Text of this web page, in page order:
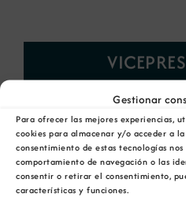
Gestionar
Para ofrecer las mejores experiencias,
cookies para almacenar y/o acceder a
consentimiento de estas tecnologías
comportamiento de navegación o las
consentir o retirar el consentimiento,
características y funciones.
D. José Antonio Valencia
ERIMSA